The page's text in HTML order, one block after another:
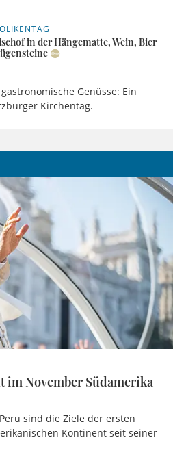
in der Hängematte, Wein, Bier
Genüsse: Ein
Kirchentag.
im November Südamerika
sind die Ziele der ersten
Kontinent seit seiner